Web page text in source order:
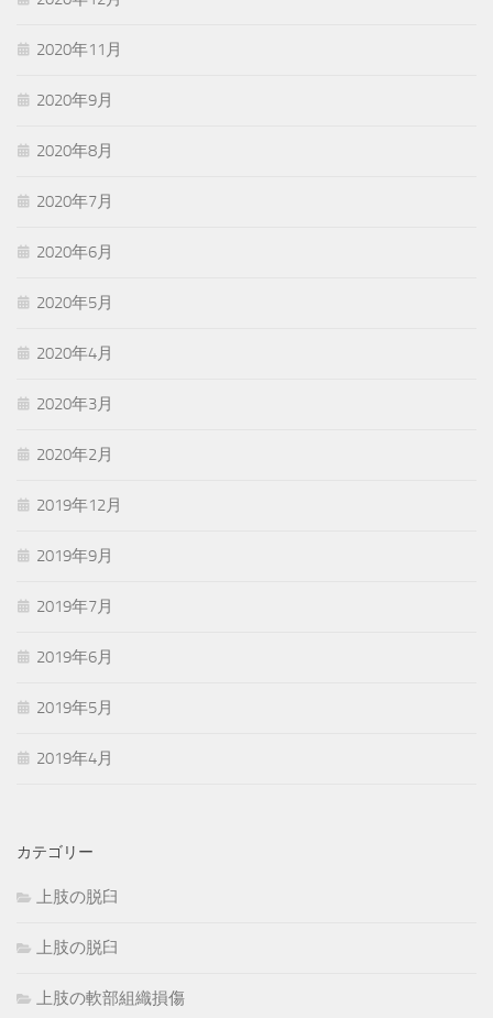
2020年11月
2020年9月
2020年8月
2020年7月
2020年6月
2020年5月
2020年4月
2020年3月
2020年2月
2019年12月
2019年9月
2019年7月
2019年6月
2019年5月
2019年4月
カテゴリー
上肢の脱臼
上肢の脱臼
上肢の軟部組織損傷